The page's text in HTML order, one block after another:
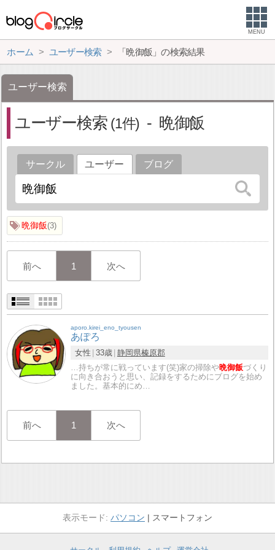
MENU
ホーム ユーザー検索 「晩御飯」の検索結果
ユーザー検索
ユーザー検索 1 晩御飯
サークル ユーザー ブログ
晩御飯 3
前へ 1 次へ
aporo.kirei_eno_tyousen
あぽろ
女性 33歳 静岡県榛原郡
…持ちが常に戦っています(笑)家の掃除や晩御飯づくり
に向き合おうと思い、記録をするためにブログを始め
ました。基本的にめ…
前へ 1 次へ
パソコン スマートフォン